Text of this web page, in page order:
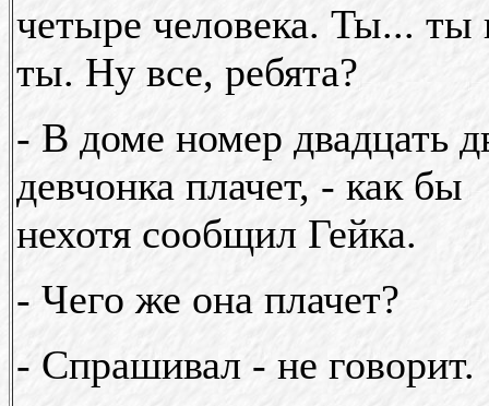
четыре человека. Ты... ты
ты. Ну все, ребята?
- В доме номер двадцать
девчонка плачет, - как бы
нехотя сообщил Гейка.
- Чего же она плачет?
- Спрашивал - не говорит.